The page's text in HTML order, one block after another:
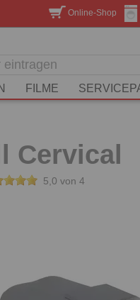
Online-Shop
FILME
Cervical
5,0 von 4